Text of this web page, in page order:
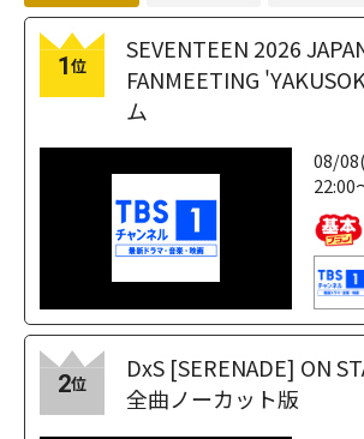
1位
SEVENTEEN 2026
FANMEETING
ム
08/
22:00
2位
DxS [SERENADE] ON
全曲ノーカット版